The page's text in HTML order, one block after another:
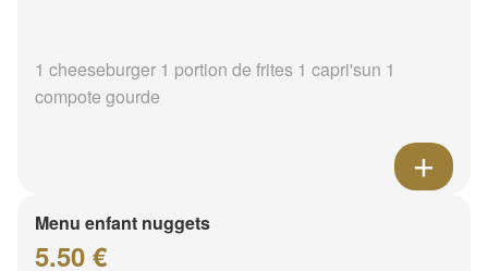
1 cheeseburger 1 portion de frites 1 capri'sun 1
compote gourde
Menu enfant nuggets
5.50 €